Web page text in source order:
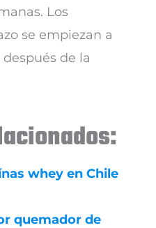
Los
se empiezan a
de la
whey en Chile
quemador de